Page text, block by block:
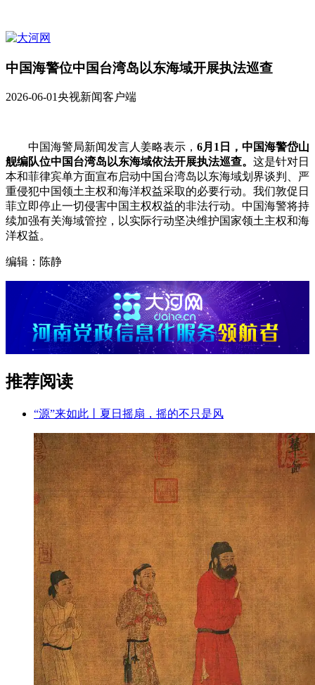
中国海警位中国台湾岛以东海域开展执法巡查
2026-06-01央视新闻客户端
中国海警局新闻发言人姜略表示， 6月1日，中国海警岱山
舰编队位中国台湾岛以东海域依法开展执法巡查。 这是针对日
本和菲律宾单方面宣布启动中国台湾岛以东海域划界谈判、严
重侵犯中国领土主权和海洋权益采取的必要行动。我们敦促日
菲立即停止一切侵害中国主权权益的非法行动。中国海警将持
续加强有关海域管控，以实际行动坚决维护国家领土主权和海
洋权益。
编辑：陈静
推荐阅读
“源”来如此丨夏日摇扇，摇的不只是风